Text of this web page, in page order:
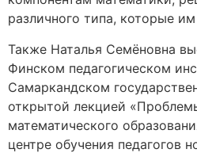
различного типа, которые
Также Наталья Семёновна
Финском педагогическом
Самаркандском
открытой лекцией
математического
центре обучения педагогов